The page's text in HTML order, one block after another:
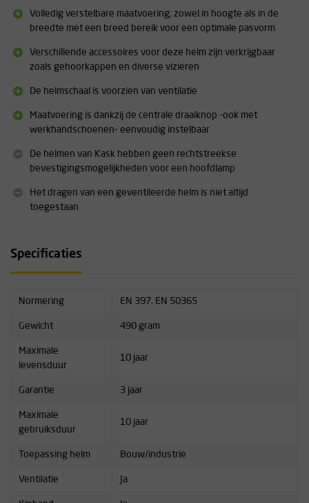
kan de helm helemaal samengesteld worden naar je persoonlijke
voorkeur.
Specificaties:
Breed maatbereik van 52 t/m 63 cm
Meer informatie omtrent dit product vindt u terug onder
Volledig verstelbare maatvoering; zowel in hoogte als in de
breedte met een breed bereik voor een optimale pasvorm
Verschillende accessoires voor deze helm zijn verkrijgbaar
zoals gehoorkappen en diverse vizieren
De helmschaal is voorzien van ventilatie
Maatvoering is dankzij de centrale draaiknop -ook met
werkhandschoenen- eenvoudig instelbaar
De helmen van Kask hebben geen rechtstreekse
bevestigingsmogelijkheden voor een hoofdlamp
Het dragen van een geventileerde helm is niet altijd
toegestaan
Specificaties
Normering EN 397, EN 50365
Gewicht 490 gram
Maximale
levensduur
10 jaar
Garantie 3 jaar
Maximale
gebruiksduur
10 jaar
Toepassing helm Bouw/industrie
Ventilatie Ja